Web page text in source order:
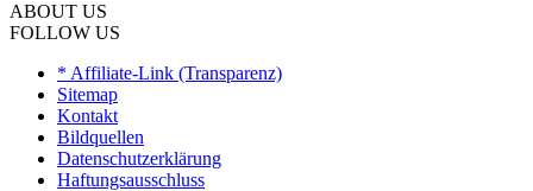
ABOUT US
FOLLOW US
* Affiliate-Link (Transparenz)
Sitemap
Kontakt
Bildquellen
Datenschutzerklärung
Haftungsausschluss